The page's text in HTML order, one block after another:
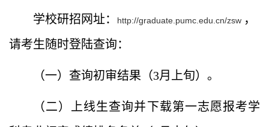
学校研招网址： http://graduate.pumc.edu.cn/zsw ，
请考生随时登陆查询：
（一）查询初审结果（3月上旬）。
（二）上线生查询并下载第一志愿报考学